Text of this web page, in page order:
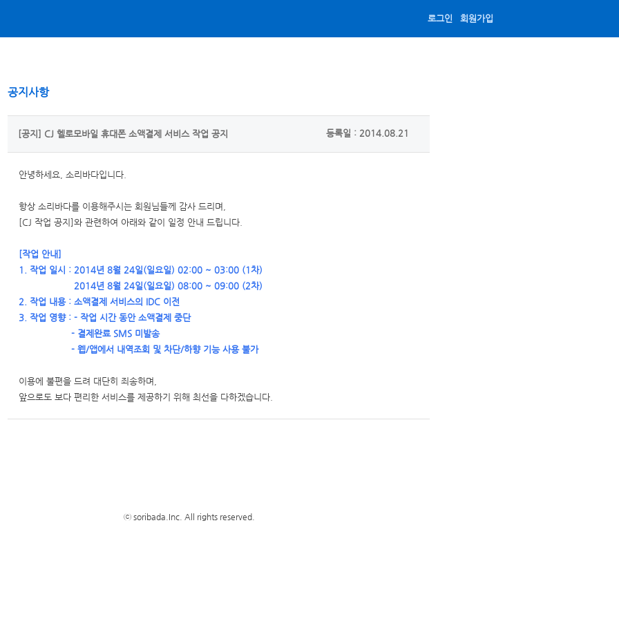
로그인 회원가입
공지사항
[공지] CJ 헬로모바일 휴대폰 소액결제 서비스 작업 공지 등록일 : 2014.08.21
안녕하세요, 소리바다입니다.
항상 소리바다를 이용해주시는 회원님들께 감사 드리며,
[CJ 작업 공지]와 관련하여 아래와 같이 일정 안내 드립니다.
[작업 안내]
1. 작업 일시 : 2014년 8월 24일(일요일) 02:00 ~ 03:00 (1차)
2014년 8월 24일(일요일) 08:00 ~ 09:00 (2차)
2. 작업 내용 : 소액결제 서비스의 IDC 이전
3. 작업 영향 : - 작업 시간 동안 소액결제 중단
- 결제완료 SMS 미발송
- 웹/앱에서 내역조회 및 차단/하향 기능 사용 불가
이용에 불편을 드려 대단히 죄송하며,
앞으로도 보다 편리한 서비스를 제공하기 위해 최선을 다하겠습니다.
ⓒ soribada.Inc. All rights reserved.